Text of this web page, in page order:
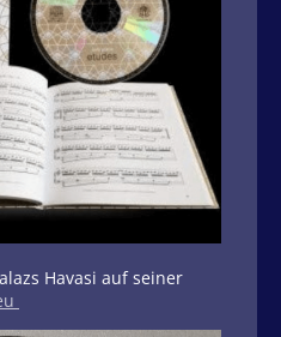
Havasi auf seiner